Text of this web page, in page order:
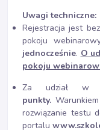
Uwagi techniczne:
Rejestracja jest
pokoju
jednocześnie. O
pokoju
Za udział w
punkty.
rozwiązanie testu
portalu